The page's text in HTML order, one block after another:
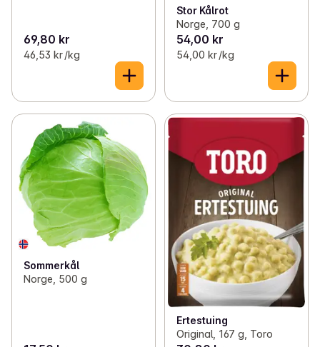
69,80 kr
46,53 kr /kg
Stor Kålrot
Norge, 700 g
54,00 kr
54,00 kr /kg
Sommerkål
Norge, 500 g
Ertestuing
Original, 167 g, Toro